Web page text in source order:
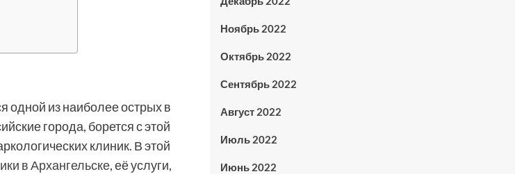
одной из наиболее острых в
города, борется с этой
клиник. В этой
в Архангельске, её услуги,
Ноябрь 2022
Октябрь 2022
Сентябрь 2022
Август 2022
Июль 2022
Июнь 2022